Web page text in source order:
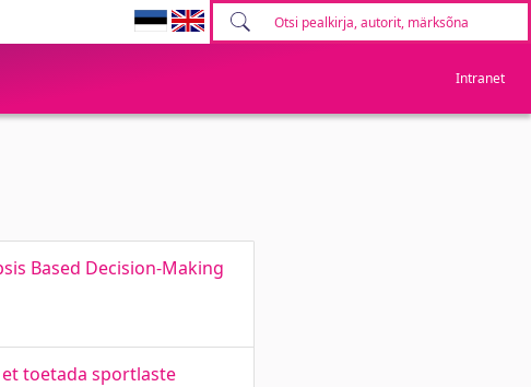
Intranet
Based Decision-Making
toetada sportlaste